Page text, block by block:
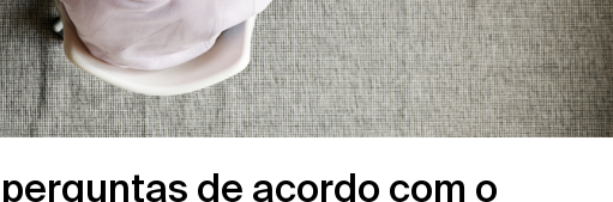
de acordo com o